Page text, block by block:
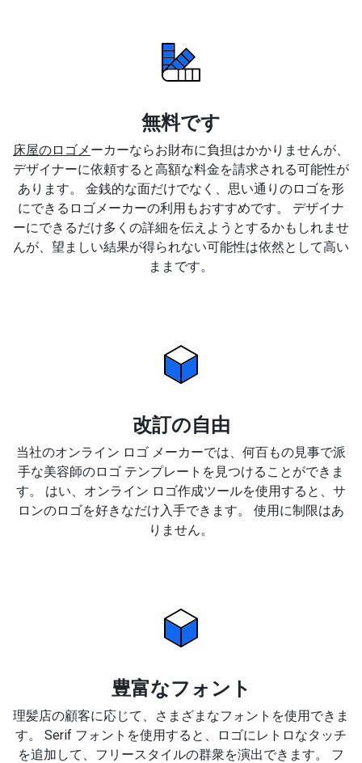
無料です
床屋のロゴメ ーカーならお財布に負担はかかりませんが、
デザイナーに依頼すると高額な料金を請求される可能性が
あります。 金銭的な面だけでなく、思い通りのロゴを形
にできるロゴメーカーの利用もおすすめです。 デザイナ
ーにできるだけ多くの詳細を伝えようとするかもしれませ
んが、望ましい結果が得られない可能性は依然として高い
ままです。
改訂の自由
当社のオンライン ロゴ メーカーでは、何百もの見事で派
手な美容師のロゴ テンプレートを見つけることができま
す。 はい、オンライン ロゴ作成ツールを使用すると、サ
ロンのロゴを好きなだけ入手できます。 使用に制限はあ
りません。
豊富なフォント
理髪店の顧客に応じて、さまざまなフォントを使用できま
す。 Serif フォントを使用すると、ロゴにレトロなタッチ
を追加して、フリースタイルの群衆を演出できます。 フ